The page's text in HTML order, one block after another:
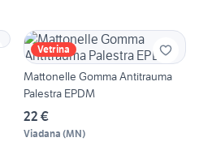
Vetrina
Mattonelle Gomma Antitrauma
Palestra EPDM
22 €
Viadana (MN)